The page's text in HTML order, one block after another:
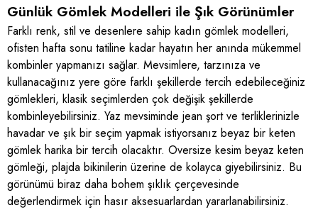
Günlük Gömlek Modelleri ile Şık Görünümler
Farklı renk, stil ve desenlere sahip kadın gömlek modelleri,
ofisten hafta sonu tatiline kadar hayatın her anında mükemmel
kombinler yapmanızı sağlar. Mevsimlere, tarzınıza ve
kullanacağınız yere göre farklı şekillerde tercih edebileceğiniz
gömlekleri, klasik seçimlerden çok değişik şekillerde
kombinleyebilirsiniz. Yaz mevsiminde jean şort ve terliklerinizle
havadar ve şık bir seçim yapmak istiyorsanız beyaz bir keten
gömlek harika bir tercih olacaktır. Oversize kesim beyaz keten
gömleği, plajda bikinilerin üzerine de kolayca giyebilirsiniz. Bu
görünümü biraz daha bohem şıklık çerçevesinde
değerlendirmek için hasır aksesuarlardan yararlanabilirsiniz.